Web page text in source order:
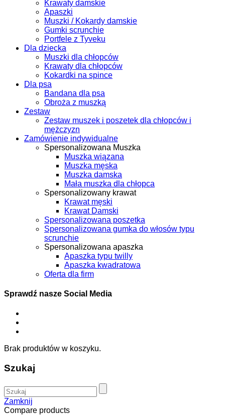
Krawaty damskie
Apaszki
Muszki / Kokardy damskie
Gumki scrunchie
Portfele z Tyveku
Dla dziecka
Muszki dla chłopców
Krawaty dla chłopców
Kokardki na spince
Dla psa
Bandana dla psa
Obroża z muszką
Zestaw
Zestaw muszek i poszetek dla chłopców i
mężczyzn
Zamówienie indywidualne
Spersonalizowana Muszka
Muszka wiązana
Muszka męska
Muszka damska
Mała muszka dla chłopca
Spersonalizowany krawat
Krawat męski
Krawat Damski
Spersonalizowana poszetka
Spersonalizowana gumka do włosów typu
scrunchie
Spersonalizowana apaszka
Apaszka typu twilly
Apaszka kwadratowa
Oferta dla firm
Sprawdź nasze Social Media
Brak produktów w koszyku.
Szukaj
Zamknij
Compare products